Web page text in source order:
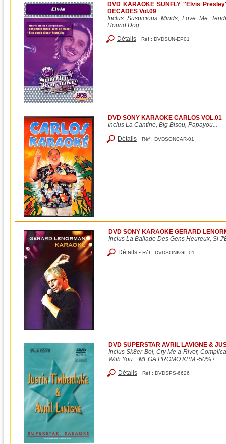
DVD KARAOKE SUNFLY ''Elvis
DECADES Vol.09
Inclus Suspicious Minds, Love Me
Hound Dog...
Détails - Réf : DVDSUN-EP01
DVD SONY KARAOKE CARLOS VOL.01
Inclus La Cantine, Big Bisou, Papayou...
Détails - Réf : DVDSONCAR-01
DVD SONY KARAOKE GERARD
Inclus La Ballade Des Gens Heureux, Si
Détails - Réf : DVDSONKGL-01
DVD SUPERSTAR AVRIL LAVIGNE &
Inclus Sk8er Boi, Cry Me a River,
With You... MEGA PROMO KPM -50% !
Détails - Réf : DVDSPS-6626